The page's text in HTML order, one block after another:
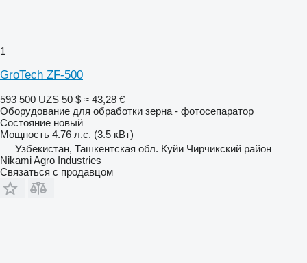
1
GroTech ZF-500
593 500 UZS 50 $ ≈ 43,28 €
Оборудование для обработки зерна - фотосепаратор
Состояние новый
Мощность 4.76 л.с. (3.5 кВт)
Узбекистан, Ташкентская обл. Куйи Чирчикский район
Nikami Agro Industries
Связаться с продавцом